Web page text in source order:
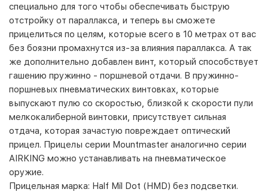
специально для того чтобы обеспечивать быструю
отстройку от параллакса, и теперь вы сможете
прицелиться по целям, которые всего в 10 метрах от вас
без боязни промахнутся из-за влияния параллакса. А так
же дополнительно добавлен винт, который способствует
гашению пружинно - поршневой отдачи. В пружинно-
поршневых пневматических винтовках, которые
выпускают пулю со скоростью, близкой к скорости пули
мелкокалиберной винтовки, присутствует сильная
отдача, которая зачастую повреждает оптический
прицел. Прицелы серии Mountmaster аналогично серии
AIRKING можно устанавливать на пневматическое
оружие.
Прицельная марка: Half Mil Dot (НМD) без подсветки.